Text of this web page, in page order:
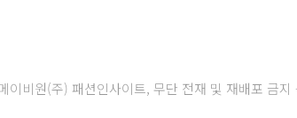
비원(주) 패션인사이트, 무단 전재 및 재배포 금지